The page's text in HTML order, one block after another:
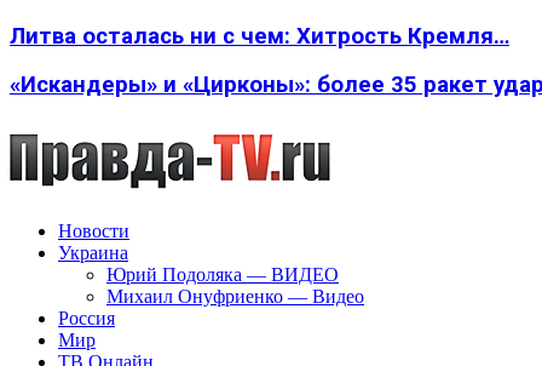
Литва осталась ни с чем: Хитрость Кремля…
«Искандеры» и «Цирконы»: более 35 ракет
Новости
Украина
Юрий Подоляка — ВИДЕО
Михаил Онуфриенко — Видео
Россия
Мир
ТВ Онлайн